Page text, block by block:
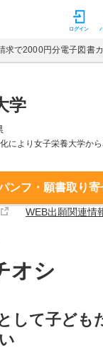
ン ログイン
求で2000円分電子図書
学
により女子栄養大学か
ンフ・願書取り寄
WEB出願関連情
オシ
して子ども